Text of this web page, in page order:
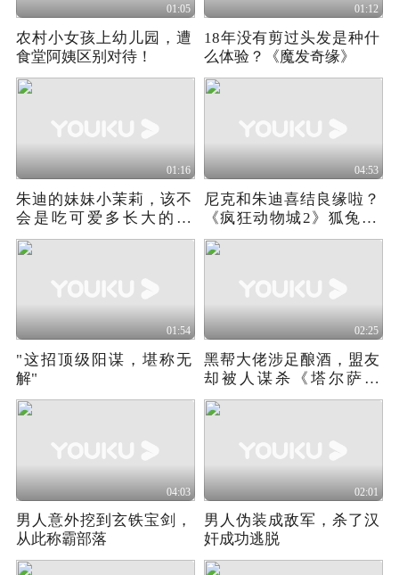
01:05
农村小女孩上幼儿园，遭
食堂阿姨区别对待！
01:12
18年没有剪过头发是种什
么体验？《魔发奇缘》
01:16
朱迪的妹妹小茉莉，该不
会是吃可爱多长大的吧
《疯狂动物城番外》
04:53
尼克和朱迪喜结良缘啦？
《疯狂动物城2》狐兔CP
兑现9年之约
01:54
"这招顶级阳谋，堪称无
解"
02:25
黑帮大佬涉足酿酒，盟友
却被人谋杀《塔尔萨之
王》第三季02
04:03
男人意外挖到玄铁宝剑，
从此称霸部落
02:01
男人伪装成敌军，杀了汉
奸成功逃脱